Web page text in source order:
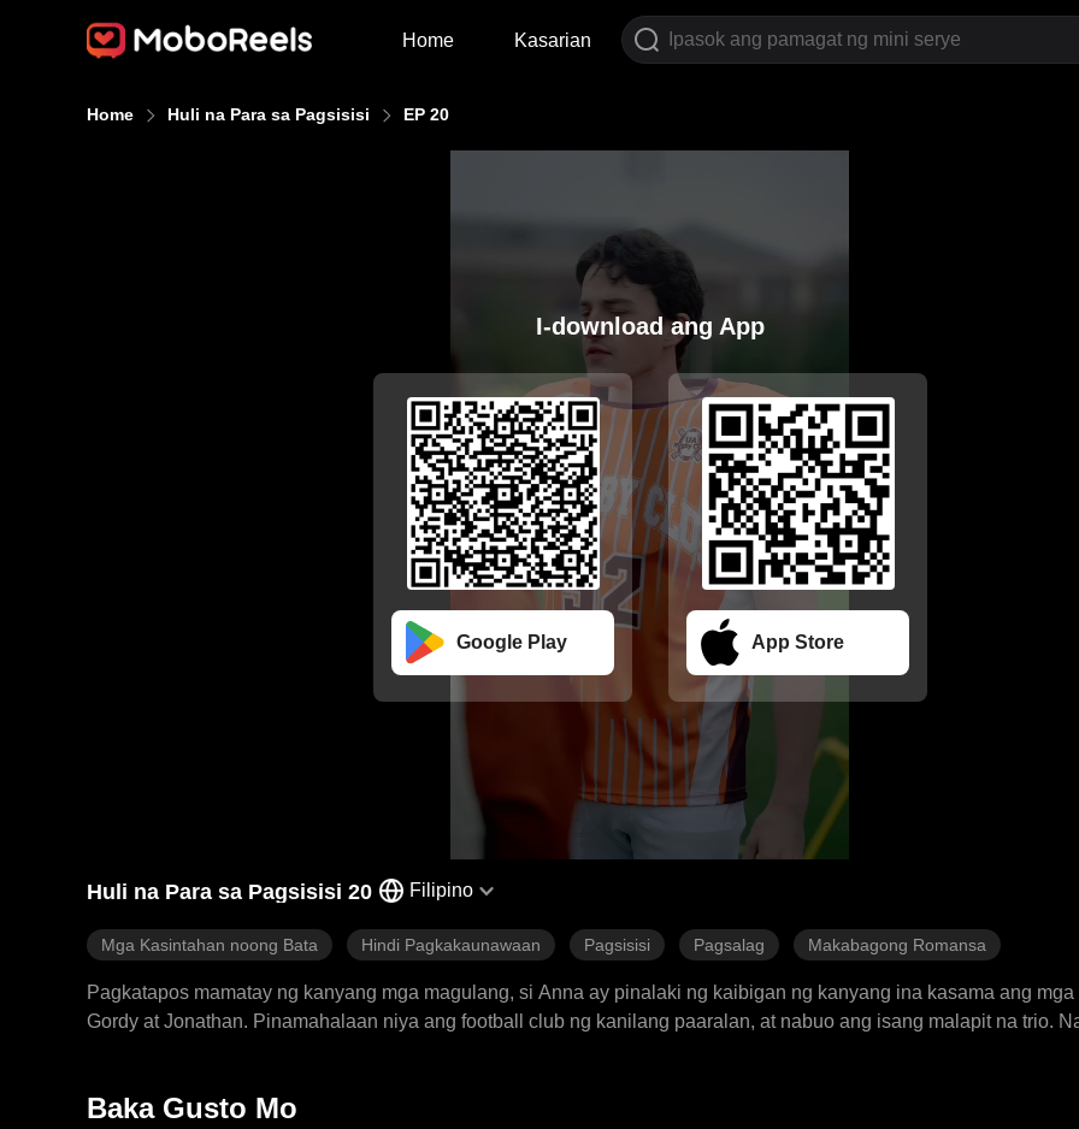
Home Kasarian
Home Huli na Para sa Pagsisisi EP 20
I-download ang App
Google Play App Store
Huli na Para sa Pagsisisi 20 Filipino
Mga Kasintahan noong Bata Hindi Pagkakaunawaan Pagsisisi Pagsalag Makabagong Romansa
Pagkatapos mamatay ng kanyang mga magulang, si Anna ay pinalaki ng kaibigan ng kanyang ina kasama ang
Gordy at Jonathan. Pinamahalaan niya ang football club ng kanilang paaralan, at nabuo ang isang malapit na trio.
manager nito. Matapos niyang umalis, napagtanto nina Gordy at Jonathan ang panlilinlang ni Kitty, ngunit huli na ang
Baka Gusto Mo